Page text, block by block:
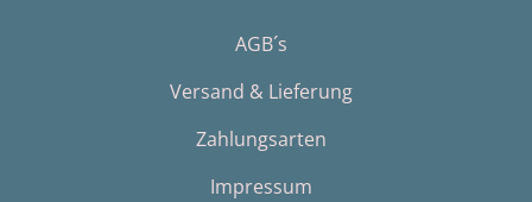
AGB´s
Versand & Lieferung
Zahlungsarten
Impressum